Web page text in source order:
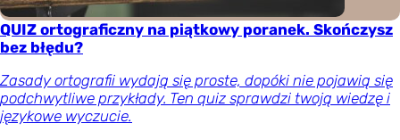
QUIZ ortograficzny na piątkowy poranek. Skończysz
bez błędu?
Zasady ortografii wydają się proste, dopóki nie pojawią się
podchwytliwe przykłady. Ten quiz sprawdzi twoją wiedzę i
językowe wyczucie.